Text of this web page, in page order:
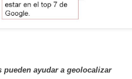
ayudar a geolocalizar